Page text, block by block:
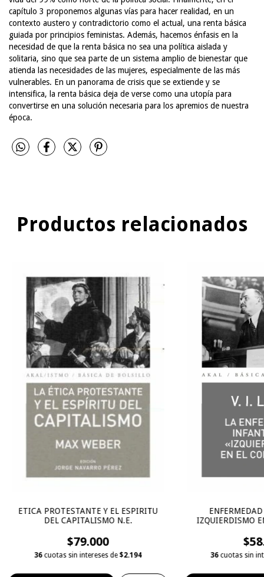
capítulo 3 proponemos algunas vías para hacer realidad, en un
contexto austero y contradictorio como el actual, una renta básica
guiada por principios feministas. Además, hacemos énfasis en la
necesidad de que la renta básica no sea una política aislada y
solitaria, sino que sea parte de un sistema amplio de bienestar que
atienda las necesidades de las mujeres, especialmente de las más
vulnerables. En un panorama de crisis que se extiende y se
intensifica, la renta básica deja de verse como una utopía para
convertirse en una solución necesaria para los apremios de nuestra
época.
Productos relacionados
ETICA PROTESTANTE Y EL ESPIRITU
DEL CAPITALISMO N.E.
$79.000
36 cuotas sin intereses de$2.194
IZQUIERDISMO
36 cuotas sin